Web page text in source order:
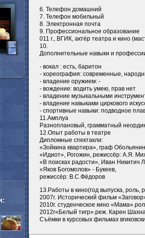
6. Телефон домашний
7. Телефон мобильный
8. Электронная почта
9. Профессиональное образование
011 г., ВГИК, актёр театра и кино
10.
Дополнительные навыки и
- вокал : есть, баритон
- хореография: современные,
- владение оружием: -
- вождение: водить умею, прав нет
- владение музыкальными
- владение навыками циркового
- спортивные навыки: подводное
11.Амплуа
Разноплановый, грамматный
12.Опыт работы в театре
Дипломные спектакли:
«Зойкина квартира», граф
«Идиот», Рогожин, режиссёр: А.Я.
«В поисках радости», Иван Никитич
«Яков Богомолов» - Букеев,
режиссёр: В.С.Фёдоров
13.Работы в кино(год выпуска, роль,
2007г. Исторический фильм
2010г. студенческое кино
2012г«Белый тигр».реж. Карен
Съёмки в курсовых фильмах